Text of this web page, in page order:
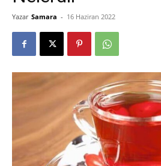
Yazar Samara - 16 Haziran 2022